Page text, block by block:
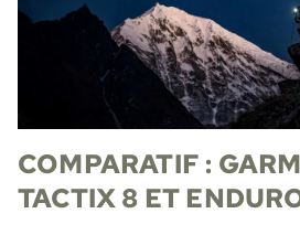
COMPARATIF :
TACTIX 8 ET